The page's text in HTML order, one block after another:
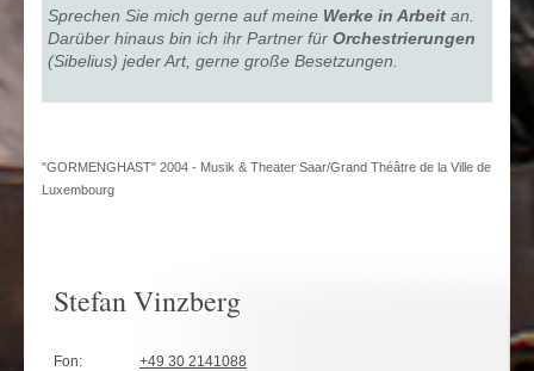
Sprechen Sie mich gerne auf meine Werke in Arbeit an.
Darüber hinaus bin ich ihr Partner für Orchestrierungen
(Sibelius) jeder Art, gerne große Besetzungen.
"GORMENGHAST" 2004 - Musik & Theater Saar/Grand Théâtre de la Ville de
Luxembourg
Stefan Vinzberg
Fon: +49 30 2141088